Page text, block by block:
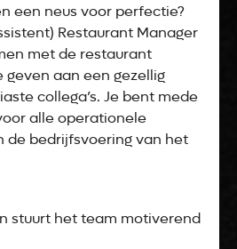
een neus voor perfectie?
Restaurant Manager
met de restaurant
geven aan een gezellig
collega’s. Je bent mede
alle operationele
de bedrijfsvoering van het
stuurt het team motiverend